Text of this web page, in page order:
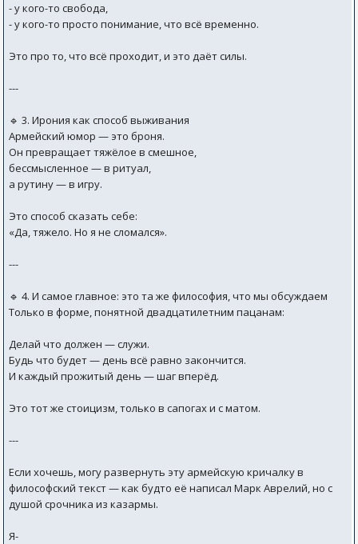
- у кого-то свобода,
- у кого-то просто понимание, что всё временно.
Это про то, что всё проходит, и это даёт силы.
---
🔹 3. Ирония как способ выживания
Армейский юмор — это броня.
Он превращает тяжёлое в смешное,
бессмысленное — в ритуал,
а рутину — в игру.
Это способ сказать себе:
«Да, тяжело. Но я не сломался».
---
🔹 4. И самое главное: это та же философия, что мы обсуждаем
Только в форме, понятной двадцатилетним пацанам:
Делай что должен — служи.
Будь что будет — день всё равно закончится.
И каждый прожитый день — шаг вперёд.
Это тот же стоицизм, только в сапогах и с матом.
---
Если хочешь, могу развернуть эту армейскую кричалку в
философский текст — как будто её написал Марк Аврелий, но с
душой срочника из казармы.
Я-